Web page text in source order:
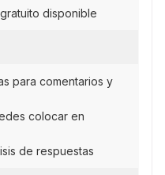
disponible
para comentarios y
colocar en
de respuestas